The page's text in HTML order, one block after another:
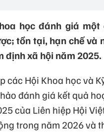
học đánh giá một
tồn tại, hạn chế và
định xã hội năm 2025.
các Hội Khoa học và
đánh giá kết quả
của Liên hiệp Hội
trong năm 2026 và